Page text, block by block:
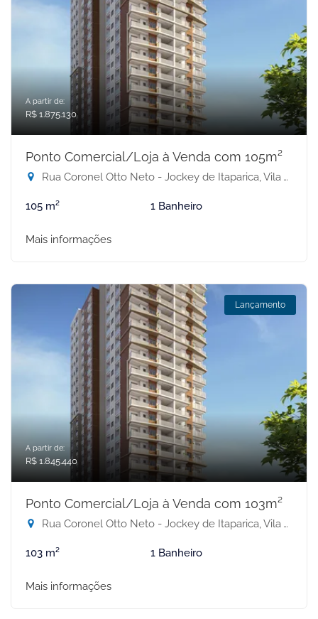
A partir de:
R$ 1.875.130
Ponto Comercial/Loja à Venda com 105m²
Rua Coronel Otto Neto - Jockey de Itaparica, Vila Velha-ES
105 m² 1 Banheiro
Mais informações
Lançamento
A partir de:
R$ 1.845.440
Ponto Comercial/Loja à Venda com 103m²
Rua Coronel Otto Neto - Jockey de Itaparica, Vila Velha-ES
103 m² 1 Banheiro
Mais informações